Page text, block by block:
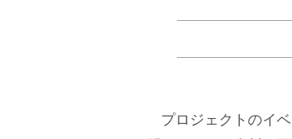
プロジェクトのイベ